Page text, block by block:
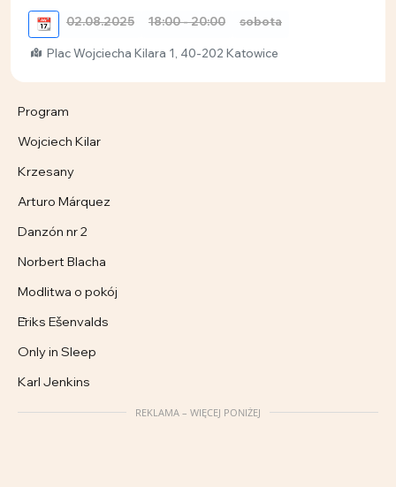
📆 02.08.2025 18:00 - 20:00 sobota
Plac Wojciecha Kilara 1, 40-202 Katowice
Program
Wojciech Kilar
Krzesany
Arturo Márquez
Danzón nr 2
Norbert Blacha
Modlitwa o pokój
Ēriks Ešenvalds
Only in Sleep
Karl Jenkins
REKLAMA – WIĘCEJ PONIŻEJ